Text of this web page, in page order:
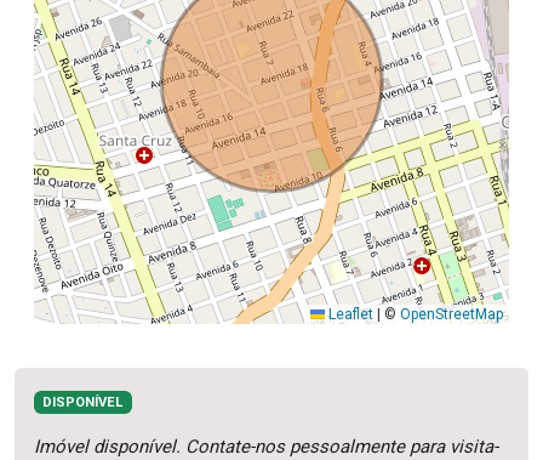
Leaflet | © OpenStreetMap
DISPONÍVEL
Imóvel disponível. Contate-nos pessoalmente para visita-